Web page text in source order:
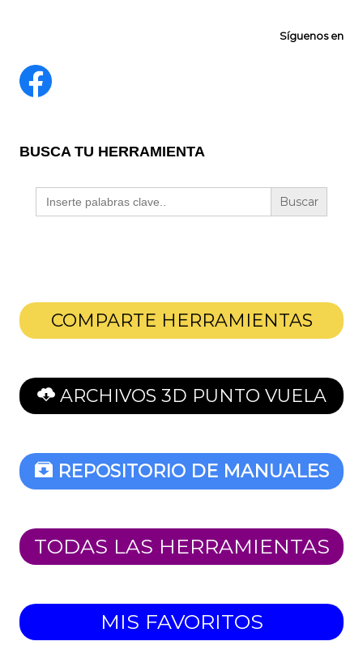
Síguenos en
BUSCA TU HERRAMIENTA
Buscar:
COMPARTE HERRAMIENTAS
ARCHIVOS 3D PUNTO VUELA
REPOSITORIO DE MANUALES
TODAS LAS HERRAMIENTAS
MIS FAVORITOS